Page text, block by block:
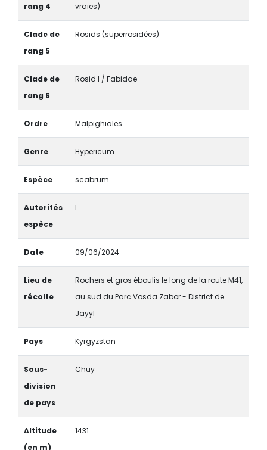
rang 4
vraies)
Clade de
rang 5
Rosids (superrosidées)
Clade de
rang 6
Rosid I / Fabidae
Ordre Malpighiales
Genre Hypericum
Espèce scabrum
Autorités
espèce
L.
Date 09/06/2024
Lieu de
récolte
Rochers et gros éboulis le long de la route M41,
au sud du Parc Vosda Zabor - District de
Jayyl
Pays Kyrgyzstan
Sous-
division
de pays
Chüy
Altitude
(en m)
1431